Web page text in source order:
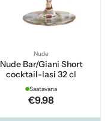
Nude
Nude Bar/Giani Short
cocktail-lasi 32 cl
Saatavana
€9.98